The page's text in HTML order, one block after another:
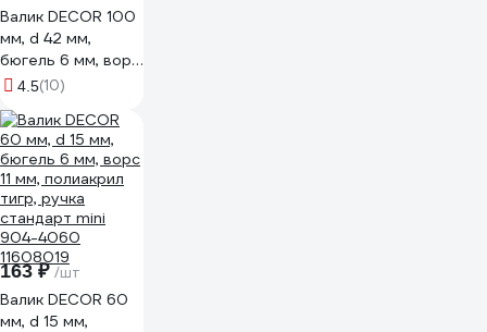
Валик DECOR 100
мм, d 42 мм,
бюгель 6 мм, ворс
12 мм,
искусственный
300-2100
11608113
4.5(10)
163 ₽/шт
Валик DECOR 60
мм, d 15 мм,